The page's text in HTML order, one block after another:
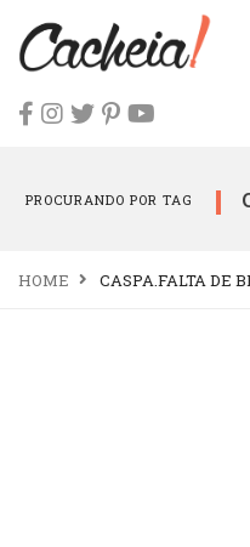
PROCURANDO POR TAG
HOME CASPA.FALTA DE